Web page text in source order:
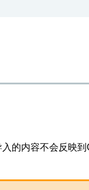
的内容不会反映